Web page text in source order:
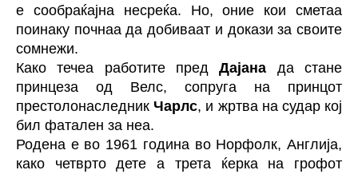
е сообраќајна несреќа. Но, оние кои сметаа
поинаку почнаа да добиваат и докази за своите
сомнежи.
Како течеа работите предДајана да стане
принцеза од Велс, сопруга на принцот
престолонаследник Чарлс, и жртва на судар кој
бил фатален за неа.
Родена е во 1961 година во Норфолк, Англија,
како четврто дете а трета ќерка на грофот